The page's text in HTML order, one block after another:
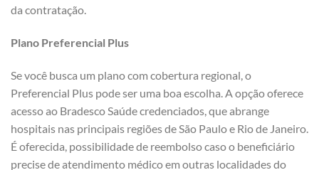
da contratação.
Plano Preferencial Plus
Se você busca um plano com cobertura regional, o
Preferencial Plus pode ser uma boa escolha. A opção oferece
acesso ao Bradesco Saúde credenciados, que abrange
hospitais nas principais regiões de São Paulo e Rio de Janeiro.
É oferecida, possibilidade de reembolso caso o beneficiário
precise de atendimento médico em outras localidades do